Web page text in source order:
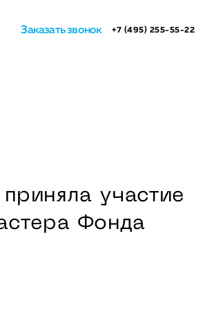
Заказать звонок +7 (495) 255-55-22
участие
Фонда